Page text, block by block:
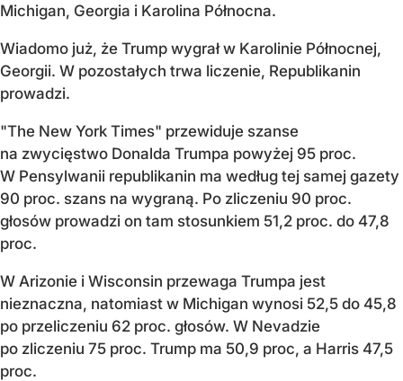
Michigan, Georgia i Karolina Północna.
Wiadomo już, że Trump wygrał w Karolinie Północnej,
Georgii. W pozostałych trwa liczenie, Republikanin
prowadzi.
"The New York Times" przewiduje szanse
na zwycięstwo Donalda Trumpa powyżej 95 proc.
W Pensylwanii republikanin ma według tej samej gazety
90 proc. szans na wygraną. Po zliczeniu 90 proc.
głosów prowadzi on tam stosunkiem 51,2 proc. do 47,8
proc.
W Arizonie i Wisconsin przewaga Trumpa jest
nieznaczna, natomiast w Michigan wynosi 52,5 do 45,8
po przeliczeniu 62 proc. głosów. W Nevadzie
po zliczeniu 75 proc. Trump ma 50,9 proc, a Harris 47,5
proc.